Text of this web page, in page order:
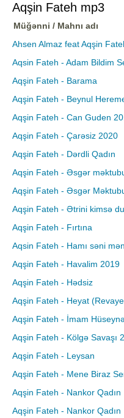
Aqşin Fateh mp3
Müğənni / Mahnı adı
Ahsen Almaz feat Aqşin
Aqsin Fateh - Adam Bildim
Aqşin Fateh - Barama
Aqşin Fateh - Beynul
Aqşin Fateh - Can Guden
Aqşin Fateh - Çarəsiz 2020
Aqşin Fateh - Dərdli Qadın
Aqşin Fateh - Əsgər
Aqşin Fateh - Əsgər
Aqşin Fateh - Ətrini kimsə
Aqşin Fateh - Fırtına
Aqsin Fateh - Hamı səni
Aqşin Fateh - Havalim 2019
Aqşin Fateh - Hədsiz
Aqşin Fateh - Heyat
Aqşin Fateh - İmam
Aqşin Fateh - Kölgə Savaşı
Aqşin Fateh - Leysan
Aqşin Fateh - Mene Biraz
Aqşin Fateh - Nankor Qadın
Aqşin Fateh - Nankor Qadın